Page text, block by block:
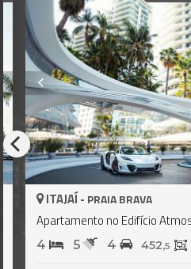
ITAJAÍ - PRAIA BRAVA
Apartamento no Edifício
4 5 4 452,5